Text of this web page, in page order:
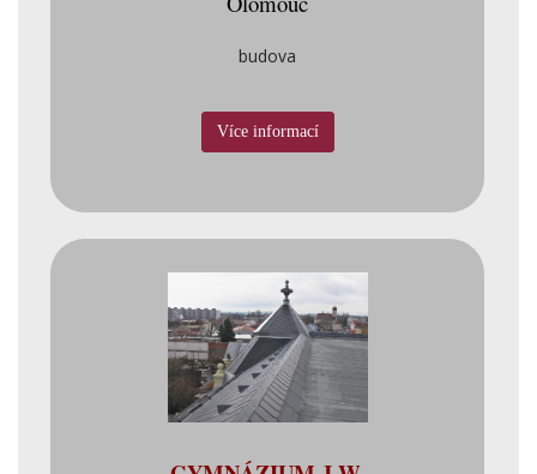
budova
Více informací